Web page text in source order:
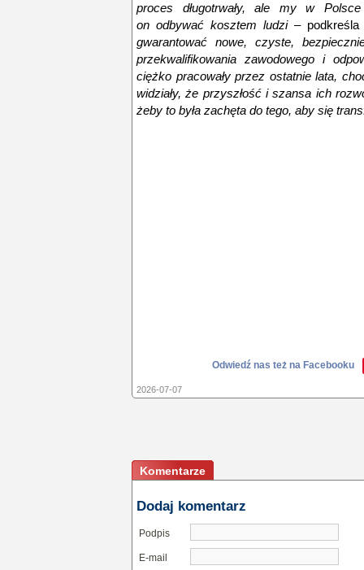
proces długotrwały, ale my w
on odbywać kosztem ludzi –
gwarantować nowe, czyste,
przekwalifikowania zawodowego i
ciężko pracowały przez ostatnie lata,
widziały, że przyszłość i szansa ich
żeby to była zachęta do tego, aby się
Odwiedź nas też na Facebooku
2026-07-07
Komentarze
Dodaj komentarz
Podpis
E-mail